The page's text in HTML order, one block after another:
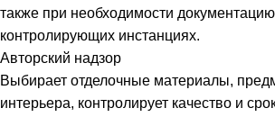
также при необходимости
контролирующих инстанциях.
Авторский надзор
Выбирает отделочные материалы,
интерьера, контролирует качество и